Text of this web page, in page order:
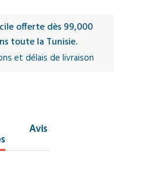
offerte dès 99,000
toute la Tunisie.
et délais de livraison
Avis